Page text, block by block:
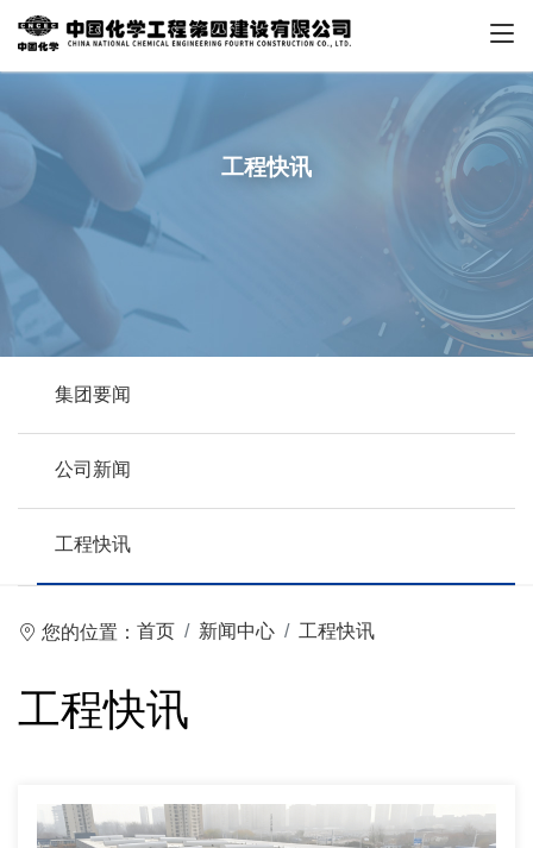
工程快讯
集团要闻
公司新闻
工程快讯
您的位置： 首页 新闻中心 工程快讯
工程快讯